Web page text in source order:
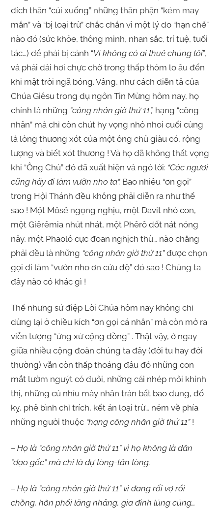
đích thân “cúi xuống” những thân phận “kém may
mắn” và “bị loại trừ” chắc chắn vì một lý do “hạn chế”
nào đó (sức khỏe, thông minh, nhan sắc, trí tuệ, tuổi
tác…) để phải bị cảnh “Vì không có ai thuê chúng tôi”,
và phải dài hơi chực chờ trong thấp thỏm lo âu đến
khi mặt trời ngã bóng. Vâng, như cách diễn tả của
Chúa Giêsu trong dụ ngôn Tin Mừng hôm nay, họ
chính là những “công nhân giờ thứ 11”, hạng “công
nhân” mà chỉ còn chút hy vọng nhỏ nhoi cuối cùng
là lòng thương xót của một ông chủ giàu có, rộng
lượng và biết xót thương ! Và họ đã không thất vọng
khi “Ông Chủ” đó đã xuất hiện và ngỏ lời: “Các ngươi
cũng hãy đi làm vườn nho ta”.Bao nhiêu “ơn gọi”
trong Hội Thánh đều không phải diễn ra như thế
sao ! Một Môsê ngọng nghịu, một Đavít nhỏ con,
một Giêrêmia nhút nhát, một Phêrô dốt nát nóng
nảy, một Phaolô cực đoan nghịch thù… nào chẳng
phải đều là những “công nhân giờ thứ 11”được chọn
gọi đi làm “vườn nho ơn cứu độ” đó sao ! Chúng ta
đây nào có khác gì !
Thế nhưng sứ điệp Lời Chúa hôm nay không chỉ
dừng lại ở chiều kích “ơn gọi cá nhân” mà còn mở ra
viễn tượng “ứng xử cộng đồng” . Thật vậy, ở ngay
giữa nhiều cộng đoàn chúng ta đây (đời tu hay đời
thường) vẫn còn thấp thoáng đâu đó những con
mắt lườm nguýt có đuôi, những cái nhép môi khinh
thị, những cú nhíu mày nhăn trán bất bao dung, đố
kỵ, phê bình chỉ trích, kết án loại trừ… ném về phía
những người thuộc “hạng công nhân giờ thứ 11”!
– Họ là “công nhân giờ thứ 11” vì họ không là dân
“đạo gốc” mà chỉ là dự tòng-tân tòng.
– Họ là “công nhân giờ thứ 11” vì đang rối vợ rối
chồng, hôn phối lăng nhăng, gia đình lủng củng…